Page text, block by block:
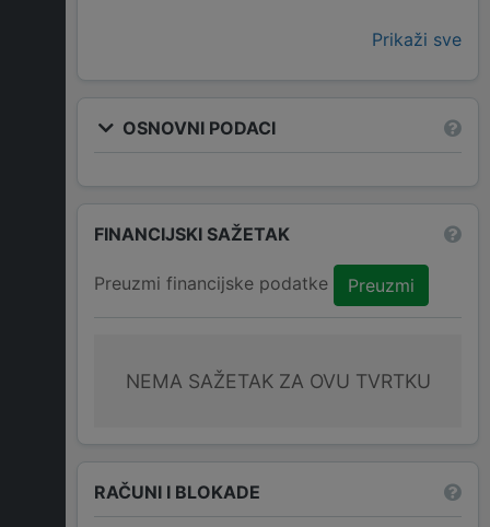
Prikaži sve
OSNOVNI PODACI
FINANCIJSKI SAŽETAK
Preuzmi financijske podatke Preuzmi
NEMA SAŽETAK ZA OVU TVRTKU
RAČUNI I BLOKADE